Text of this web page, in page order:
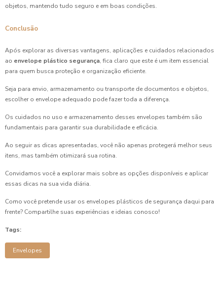
objetos, mantendo tudo seguro e em boas condições.
Conclusão
Após explorar as diversas vantagens, aplicações e cuidados relacionados
ao envelope plástico segurança, fica claro que este é um item essencial
para quem busca proteção e organização eficiente.
Seja para envio, armazenamento ou transporte de documentos e objetos,
escolher o envelope adequado pode fazer toda a diferença.
Os cuidados no uso e armazenamento desses envelopes também são
fundamentais para garantir sua durabilidade e eficácia.
Ao seguir as dicas apresentadas, você não apenas protegerá melhor seus
itens, mas também otimizará sua rotina.
Convidamos você a explorar mais sobre as opções disponíveis e aplicar
essas dicas na sua vida diária.
Como você pretende usar os envelopes plásticos de segurança daqui para
frente? Compartilhe suas experiências e ideias conosco!
Tags:
Envelopes